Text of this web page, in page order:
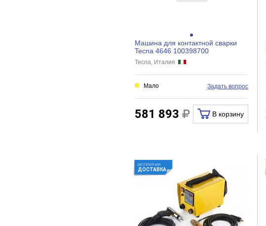
Машина для контактной сварки
Tecna 4646 100398700
Tecna, Италия
Мало Задать вопрос
581 893 В корзину
БЕСПЛАТНАЯ
ДОСТАВКА